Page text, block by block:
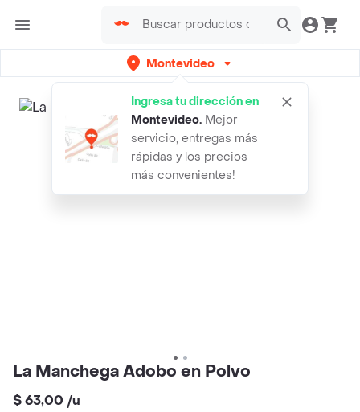
Montevideo
Ingresa tu dirección en
Montevideo. Mejor
servicio, entregas más
rápidas y los precios
más convenientes!
La Manchega Adobo en Polvo
$ 63,00 /u